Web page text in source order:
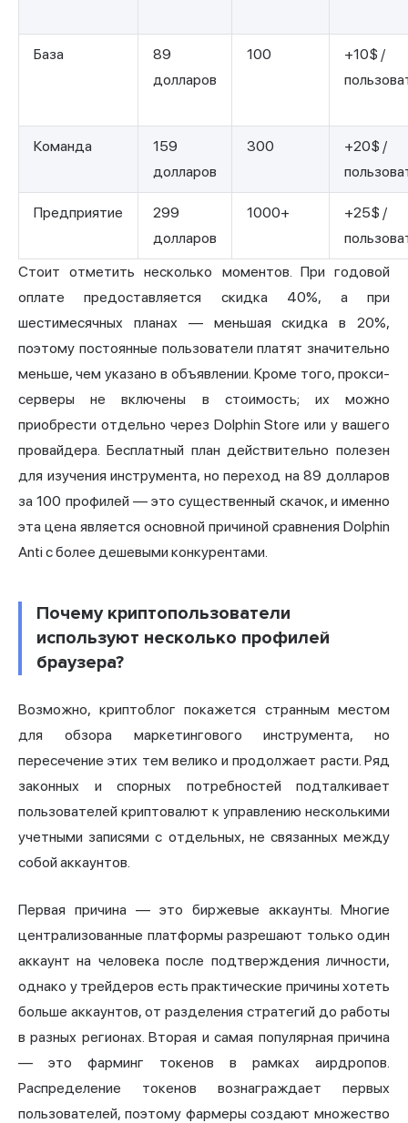
База
89
долларов
100
+10$ /
Команда
159
долларов
300
+20$ /
Предприятие
299
долларов
1000+
+25$ /
Стоит отметить несколько моментов. При годовой
оплате предоставляется скидка 40%, а при
шестимесячных планах — меньшая скидка в 20%,
поэтому постоянные пользователи платят значительно
меньше, чем указано в объявлении. Кроме того, прокси-
серверы не включены в стоимость; их можно
приобрести отдельно через Dolphin Store или у вашего
провайдера. Бесплатный план действительно полезен
для изучения инструмента, но переход на 89 долларов
за 100 профилей — это существенный скачок, и именно
эта цена является основной причиной сравнения Dolphin
Anti с более дешевыми конкурентами.
Почему криптопользователи
используют несколько профилей
браузера?
Возможно, криптоблог покажется странным местом
для обзора маркетингового инструмента, но
пересечение этих тем велико и продолжает расти. Ряд
законных и спорных потребностей подталкивает
пользователей криптовалют к управлению несколькими
учетными записями с отдельных, не связанных между
собой аккаунтов.
Первая причина — это биржевые аккаунты. Многие
централизованные платформы разрешают только один
аккаунт на человека после подтверждения личности,
однако у трейдеров есть практические причины хотеть
больше аккаунтов, от разделения стратегий до работы
в разных регионах. Вторая и самая популярная причина
— это фарминг токенов в рамках аирдропов.
Распределение токенов вознаграждает первых
пользователей, поэтому фармеры создают множество